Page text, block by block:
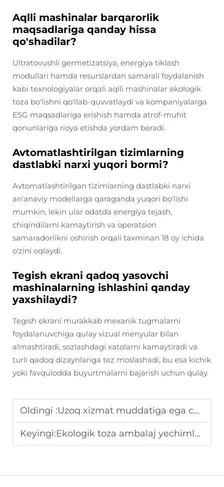
Aqlli mashinalar barqarorlik
maqsadlariga qanday hissa
qo'shadilar?
Ultratovushli germetizatsiya, energiya tiklash
modullari hamda resurslardan samarali foydalanish
kabi texnologiyalar orqali aqlli mashinalar ekologik
toza bo'lishni qo'llab-quvvatlaydi va kompaniyalarga
ESG maqsadlariga erishish hamda atrof-muhit
qonunlariga rioya etishda yordam beradi.
Avtomatlashtirilgan tizimlarning
dastlabki narxi yuqori bormi?
Avtomatlashtirilgan tizimlarning dastlabki narxi
an'anaviy modellarga qaraganda yuqori bo'lishi
mumkin, lekin ular odatda energiya tejash,
chiqindilarni kamaytirish va operatsion
samaradorlikni oshirish orqali taxminan 18 oy ichida
o'zini oqlaydi.
Tegish ekrani qadoq yasovchi
mashinalarning ishlashini qanday
yaxshilaydi?
Tegish ekrani murakkab mexanik tugmalarni
foydalanuvchiga qulay vizual menyular bilan
almashtiradi, sozlashdagi xatolarni kamaytiradi va
turli qadoq dizaynlariga tez moslashadi, bu esa kichik
yoki favqulodda buyurtmalarni bajarish uchun qulay.
Oldingi :Uzoq xizmat muddatiga ega chidamli qog'oz sumka ishlab chiqarish mashinasi
Keyingi:Ekologik toza ambalaj yechimlari uchun qog'oz sumka ishlab chiqarish mashinasi